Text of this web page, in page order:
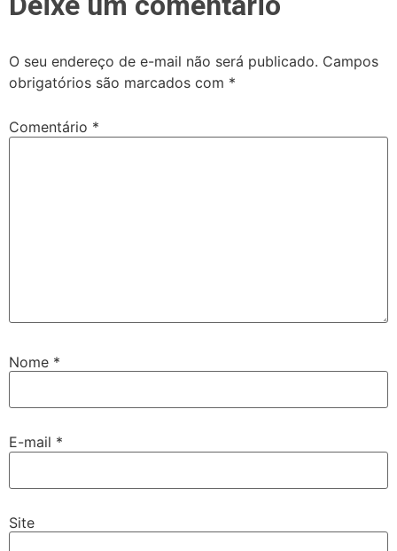
O seu endereço de e-mail não será publicado. Campos
obrigatórios são marcados com *
Comentário *
Nome *
E-mail *
Site